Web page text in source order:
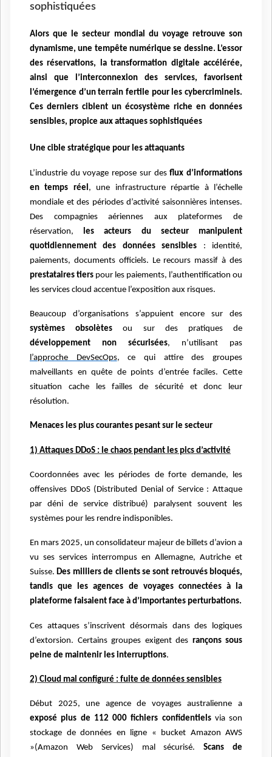
sophistiquées
Alors que le secteur mondial du voyage retrouve son
dynamisme, une tempête numérique se dessine. L’essor
des réservations, la transformation digitale accélérée,
ainsi que l’interconnexion des services, favorisent
l’émergence d’un terrain fertile pour les cybercriminels.
Ces derniers ciblent un écosystème riche en données
sensibles, propice aux attaques sophistiquées
Une cible stratégique pour les attaquants
L’industrie du voyage repose sur desflux d’informations
en temps réel , une infrastructure répartie à l’échelle
mondiale et des périodes d’activité saisonnières intenses.
Des compagnies aériennes aux plateformes de
réservation,
les acteurs du secteur manipulent
quotidiennement des données sensibles : identité,
paiements, documents officiels. Le recours massif à des
prestataires tiers pour les paiements, l’authentification ou
les services cloud accentue l’exposition aux risques.
Beaucoup d’organisations s’appuient encore sur des
systèmes obsolètes ou sur des pratiques de
développement non sécurisées, n’utilisant pas
l’approche DevSecOps, ce qui attire des groupes
malveillants en quête de points d’entrée faciles. Cette
situation cache les failles de sécurité et donc leur
résolution.
Menaces les plus courantes pesant sur le secteur
1) Attaques DDoS : le chaos pendant les pics d’activité
Coordonnées avec les périodes de forte demande, les
offensives DDoS (Distributed Denial of Service : Attaque
par déni de service distribué) paralysent souvent les
systèmes pour les rendre indisponibles.
En mars 2025, un consolidateur majeur de billets d’avion a
vu ses services interrompus en Allemagne, Autriche et
Suisse.Des milliers de clients se sont retrouvés bloqués,
tandis que les agences de voyages connectées à la
plateforme faisaient face à d’importantes perturbations.
Ces attaques s’inscrivent désormais dans des logiques
d’extorsion. Certains groupes exigent des rançons sous
peine de maintenir les interruptions.
2) Cloud mal configuré : fuite de données sensibles
Début 2025, une agence de voyages australienne a
exposé plus de 112 000 fichiers confidentiels via son
stockage de données en ligne « bucket Amazon AWS
»(Amazon Web Services) mal sécurisé.Scans de